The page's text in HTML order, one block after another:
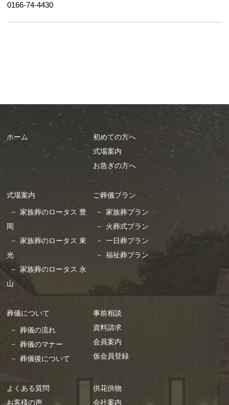
0166-74-4430
ホーム
初めての方へ
式場案内
お急ぎの方へ
式場案内
家族葬のロータス 豊
岡
家族葬のロータス 東
光
家族葬のロータス 永
山
ご葬儀プラン
家族葬プラン
火葬式プラン
一日葬プラン
福祉葬プラン
葬儀について
葬儀の流れ
葬儀のマナー
葬儀後について
事前相談
資料請求
会員案内
仮会員登録
よくある質問
お客様の声
供花供物
会社案内